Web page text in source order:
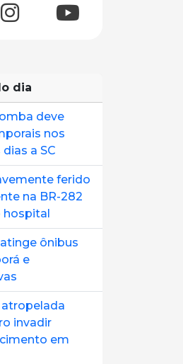
dia
deve
nos
a SC
ferido
na BR-282
hospital
ônibus
e
atropelada
invadir
em